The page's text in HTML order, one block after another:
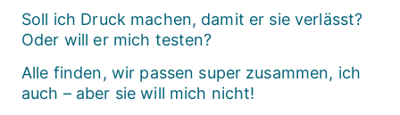
Soll ich Druck machen, damit er sie verlässt?
Oder will er mich testen?
Alle finden, wir passen super zusammen, ich
auch – aber sie will mich nicht!